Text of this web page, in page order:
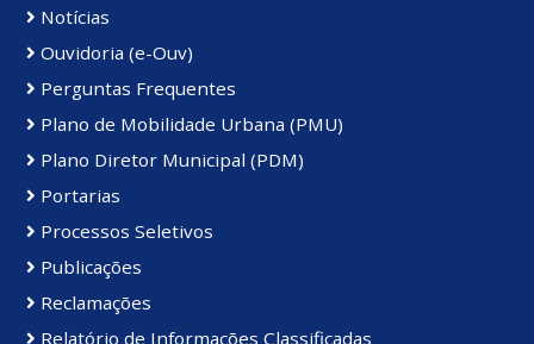
Notícias
Ouvidoria (e-Ouv)
Perguntas Frequentes
Plano de Mobilidade Urbana (PMU)
Plano Diretor Municipal (PDM)
Portarias
Processos Seletivos
Publicações
Reclamações
Relatório de Informações Classificadas